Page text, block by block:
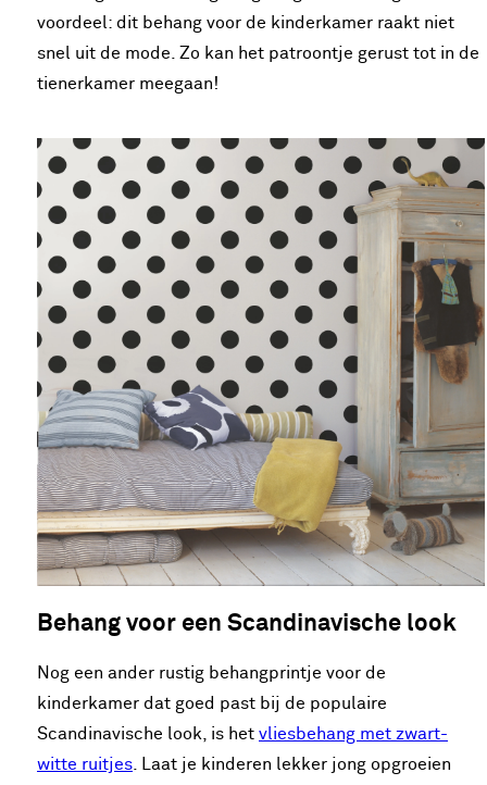
voordeel: dit behang voor de kinderkamer raakt niet
snel uit de mode. Zo kan het patroontje gerust tot in de
tienerkamer meegaan!
Behang voor een Scandinavische look
Nog een ander rustig behangprintje voor de
kinderkamer dat goed past bij de populaire
Scandinavische look, is het vliesbehang met zwart-
witte ruitjes . Laat je kinderen lekker jong opgroeien